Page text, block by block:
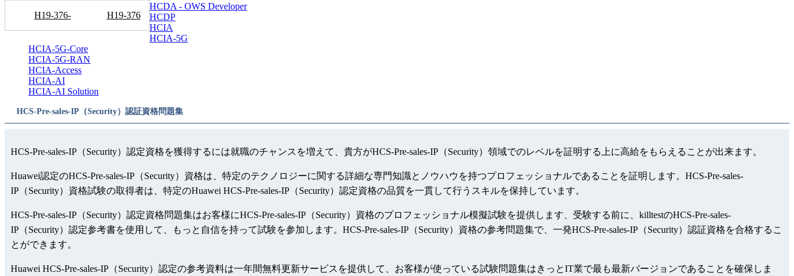
H19-376-
ENU
H19-376
HCDA - OWS Developer
HCDP
HCIA
HCIA-5G
HCIA-5G-Core
HCIA-5G-RAN
HCIA-Access
HCIA-AI
HCIA-AI Solution
HCS-Pre-sales-IP（Security）認証資格問題集
HCS-Pre-sales-IP（Security）認定資格を獲得するには就職のチャンスを増えて、貴方がHCS-Pre-sales-IP（Security）領域でのレベルを証明する上に高給をもらえることが出来ます。
Huawei認定のHCS-Pre-sales-IP（Security）資格は、特定のテクノロジーに関する詳細な専門知識とノウハウを持つプロフェッショナルであることを証明します。HCS-Pre-sales-
IP（Security）資格試験の取得者は、特定のHuawei HCS-Pre-sales-IP（Security）認定資格の品質を一貫して行うスキルを保持しています。
HCS-Pre-sales-IP（Security）認定資格問題集はお客様にHCS-Pre-sales-IP（Security）資格のプロフェッショナル模擬試験を提供します、受験する前に、killtestのHCS-Pre-sales-
IP（Security）認定参考書を使用して、もっと自信を持って試験を参加します。HCS-Pre-sales-IP（Security）資格の参考問題集で、一発HCS-Pre-sales-IP（Security）認証資格を合格するこ
とができます。
Huawei HCS-Pre-sales-IP（Security）認定の参考資料は一年間無料更新サービスを提供して、お客様が使っている試験問題集はきっとIT業で最も最新バージョンであることを確保しま